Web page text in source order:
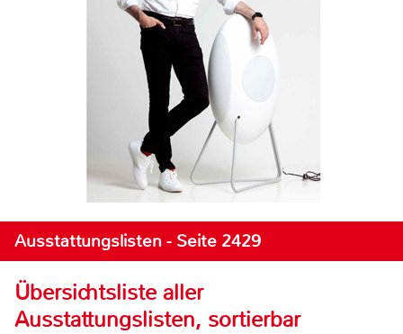
Ausstattungslisten - Seite 2429
Übersichtsliste aller
Ausstattungslisten, sortierbar